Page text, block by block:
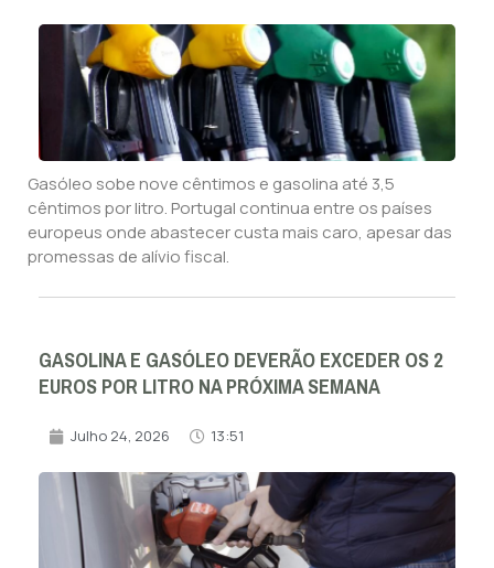
Gasóleo sobe nove cêntimos e gasolina até 3,5
cêntimos por litro. Portugal continua entre os países
europeus onde abastecer custa mais caro, apesar das
promessas de alívio fiscal.
GASOLINA E GASÓLEO DEVERÃO EXCEDER OS 2
EUROS POR LITRO NA PRÓXIMA SEMANA
Julho 24, 2026 13:51